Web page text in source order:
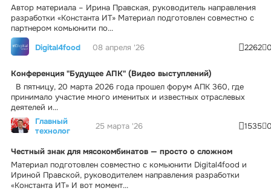
Автор материала – Ирина Правская, руководитель направления
разработки «Константа ИТ» Материал подготовлен совместно с
партнером комьюнити по...
Digital4food
08 апреля '26 2262
Конференция "Будущее АПК" (Видео выступлений)
В пятницу, 20 марта 2026 года прошел форум АПК 360, где
принимало участие много именитых и известных отраслевых
деятелей и...
Главный
технолог
25 марта '26 1535
Честный знак для мясокомбинатов — просто о сложном
Материал подготовлен совместно с комьюнити Digital4food и
Ириной Правской, руководителем направления разработки
«Константа ИТ» И вот момент...